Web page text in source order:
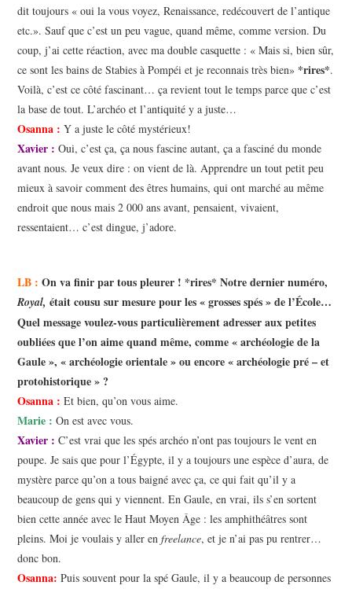
dit toujours « oui la vous voyez, Renaissance, redécouvert de l’antique
etc.». Sauf que c’est un peu vague, quand même, comme version. Du
coup, j’ai cette réaction, avec ma double casquette : « Mais si, bien sûr,
ce sont les bains de Stabies à Pompéi et je reconnais très bien» *rires*.
Voilà, c’est ce côté fascinant… ça revient tout le temps parce que c’est
la base de tout. L’archéo et l’antiquité y a juste…
Osanna : Y a juste le côté mystérieux!
Xavier : Oui, c’est ça, ça nous fascine autant, ça a fasciné du monde
avant nous. Je veux dire : on vient de là. Apprendre un tout petit peu
mieux à savoir comment des êtres humains, qui ont marché au même
endroit que nous mais 2 000 ans avant, pensaient, vivaient,
ressentaient… c’est dingue, j’adore.
LB : On va finir par tous pleurer ! *rires* Notre dernier numéro,
Royal,était cousu sur mesure pour les « grosses spés » de l’École…
Quel message voulez-vous particulièrement adresser aux petites
oubliées que l’on aime quand même, comme « archéologie de la
Gaule », « archéologie orientale » ou encore « archéologie pré – et
protohistorique » ?
Osanna : Et bien, qu’on vous aime.
Marie : On est avec vous.
Xavier : C’est vrai que les spés archéo n’ont pas toujours le vent en
poupe. Je sais que pour l’Égypte, il y a toujours une espèce d’aura, de
mystère parce qu’on a tous baigné avec ça, ce qui fait qu’il y a
beaucoup de gens qui y viennent. En Gaule, en vrai, ils s’en sortent
bien cette année avec le Haut Moyen Âge : les amphithéâtres sont
pleins. Moi je voulais y aller enfreelance, et je n’ai pas pu rentrer…
donc bon.
Osanna: Puis souvent pour la spé Gaule, il y a beaucoup de personnes